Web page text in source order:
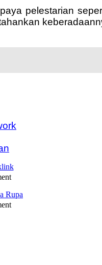
pelestarian